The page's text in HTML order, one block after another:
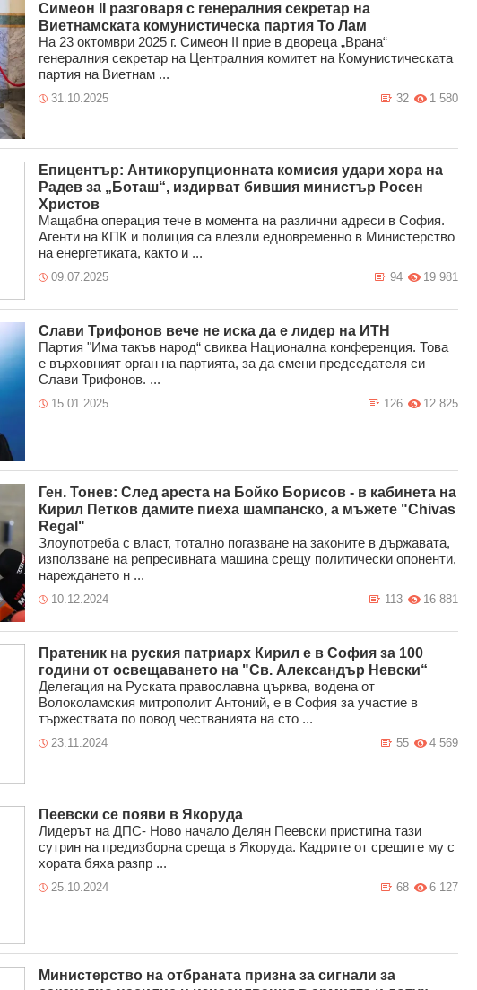
Симеон II разговаря с генералния секретар на
Виетнамската комунистическа партия То Лам
На 23 октомври 2025 г. Симеон II прие в двореца „Врана“
генералния секретар на Централния комитет на Комунистическата
партия на Виетнам ...
31.10.2025 1 580
32
Епицентър: Антикорупционната комисия удари хора на
Радев за „Боташ“, издирват бившия министър Росен
Христов
Мащабна операция тече в момента на различни адреси в София.
Агенти на КПК и полиция са влезли едновременно в Министерство
на енергетиката, както и ...
09.07.2025 19 981
94
Слави Трифонов вече не иска да е лидер на ИТН
Партия "Има такъв народ“ свиква Национална конференция. Това
е върховният орган на партията, за да смени председателя си
Слави Трифонов. ...
15.01.2025 12 825
126
Ген. Тонев: След ареста на Бойко Борисов - в кабинета на
Кирил Петков дамите пиеха шампанско, а мъжете "Chivas
Regal"
Злоупотреба с власт, тотално погазване на законите в държавата,
използване на репресивната машина срещу политически опоненти,
нареждането н ...
10.12.2024 16 881
113
Пратеник на руския патриарх Кирил е в София за 100
години от освещаването на "Св. Александър Невски“
Делегация на Руската православна църква, водена от
Волоколамския митрополит Антоний, е в София за участие в
тържествата по повод честванията на сто ...
23.11.2024 4 569
55
Пеевски се появи в Якоруда
Лидерът на ДПС- Ново начало Делян Пеевски пристигна тази
сутрин на предизборна среща в Якоруда. Кадрите от срещите му с
хората бяха разпр ...
25.10.2024 6 127
68
Министерство на отбраната призна за сигнали за